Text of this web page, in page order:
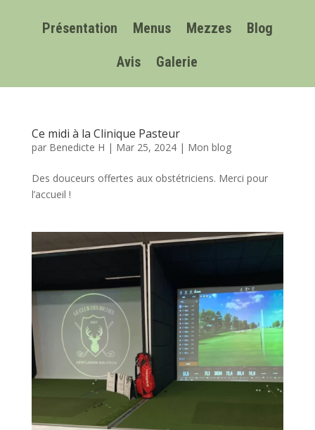
Présentation Menus Mezzes
Blog
Avis
Galerie
Ce midi à la Clinique Pasteur
par Benedicte H | Mar 25, 2024| Mon blog
Des douceurs offertes aux obstétriciens. Merci pour
l’accueil !